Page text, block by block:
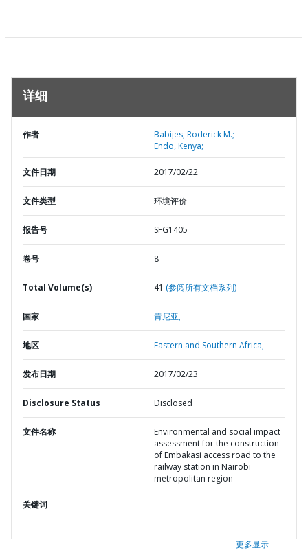
详细
作者
Babijes, Roderick M.;
Endo, Kenya;
文件日期 2017/02/22
文件类型 环境评价
报告号 SFG1405
卷号 8
Total Volume(s) 41 (参阅所有文档系列)
国家 肯尼亚,
地区 Eastern and Southern Africa,
发布日期 2017/02/23
Disclosure Status Disclosed
文件名称
Environmental and social impact
assessment for the construction
of Embakasi access road to the
railway station in Nairobi
metropolitan region
关键词
更多显示